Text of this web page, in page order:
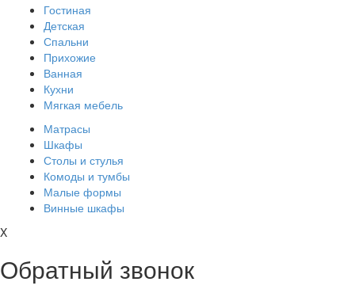
Гостиная
Детская
Спальни
Прихожие
Ванная
Кухни
Мягкая мебель
Матрасы
Шкафы
Столы и стулья
Комоды и тумбы
Малые формы
Винные шкафы
X
Обратный звонок